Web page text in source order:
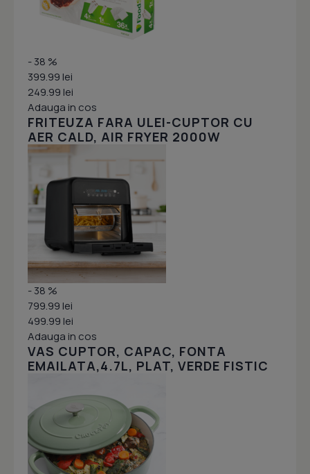
- 38 %
399.99 lei
249.99 lei
Adauga in cos
FRITEUZA FARA ULEI-CUPTOR CU
AER CALD, AIR FRYER 2000W
- 38 %
799.99 lei
499.99 lei
Adauga in cos
VAS CUPTOR, CAPAC, FONTA
EMAILATA,4.7L, PLAT, VERDE FISTIC